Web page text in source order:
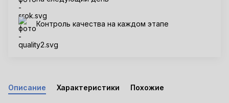
Контроль качества на каждом этапе
Описание Характеристики Похожие